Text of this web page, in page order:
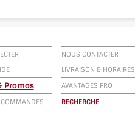
NOUS CONTACTER
LIVRAISON & HORAIRES
Promos
AVANTAGES PRO